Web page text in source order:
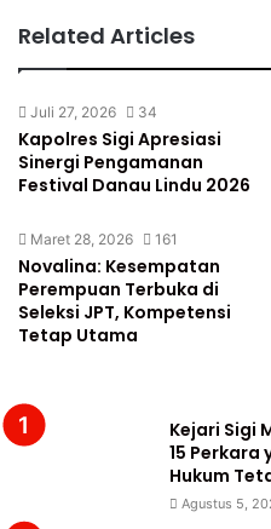
Related Articles
Juli 27, 2026 34
Kapolres Sigi Apresiasi
Sinergi Pengamanan
Festival Danau Lindu 2026
Maret 28, 2026 161
Novalina: Kesempatan
Perempuan Terbuka di
Seleksi JPT, Kompetensi
Tetap Utama
Kejari Sigi
15 Perkara
Hukum
Agustus 5,